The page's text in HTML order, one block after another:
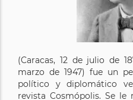
(Caracas, 12 de julio de
marzo de 1947) fue un
político y diplomático
revista Cosmópolis. Se